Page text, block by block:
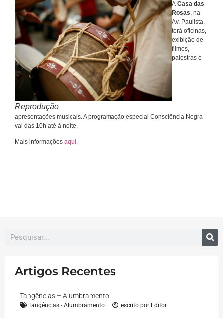
Reprodução
A Casa das
Rosas, na
Av. Paulista,
terá oficinas,
exibição de
filmes,
palestras e
apresentações musicais. A programação especial Consciência Negra
vai das 10h até à noite.
Mais informações aqui.
Artigos Recentes
Tangências – Alumbramento
Tangências - Alumbramento escrito por Editor